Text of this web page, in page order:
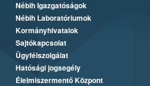
Nébih Igazgatóságok
Nébih Laboratóriumok
Kormányhivatalok
Sajtókapcsolat
Ügyfélszolgálat
Hatósági jogsegély
Élelmiszermentő Központ